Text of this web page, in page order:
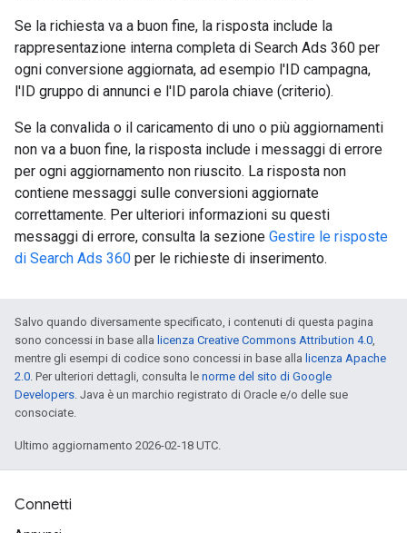
Se la richiesta va a buon fine, la risposta include la
rappresentazione interna completa di Search Ads 360 per
ogni conversione aggiornata, ad esempio l'ID campagna,
l'ID gruppo di annunci e l'ID parola chiave (criterio).
Se la convalida o il caricamento di uno o più aggiornamenti
non va a buon fine, la risposta include i messaggi di errore
per ogni aggiornamento non riuscito. La risposta non
contiene messaggi sulle conversioni aggiornate
correttamente. Per ulteriori informazioni su questi
messaggi di errore, consulta la sezione Gestire le risposte
di Search Ads 360 per le richieste di inserimento.
Salvo quando diversamente specificato, i contenuti di questa pagina
sono concessi in base alla licenza Creative Commons Attribution 4.0
mentre gli esempi di codice sono concessi in base alla licenza Apache
2.0 . Per ulteriori dettagli, consulta le norme del sito di Google
Developers . Java è un marchio registrato di Oracle e/o delle sue
consociate.
Ultimo aggiornamento 2026-02-18 UTC.
Connetti